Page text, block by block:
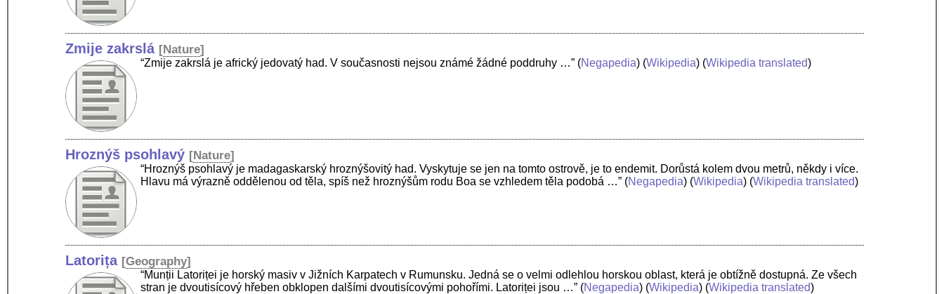
Zmije zakrslá [Nature]
“Zmije zakrslá je africký jedovatý had. V současnosti nejsou známé žádné poddruhy …” (Negapedia) (Wikipedia) (Wikipedia translated)
Hroznýš psohlavý [Nature]
“Hroznýš psohlavý je madagaskarský hroznýšovitý had. Vyskytuje se jen na tomto ostrově, je to endemit. Dorůstá kolem dvou metrů, někdy i více.
Hlavu má výrazně oddělenou od těla, spíš než hroznýšům rodu Boa se vzhledem těla podobá …” (Negapedia) (Wikipedia) (Wikipedia translated)
Latorița [Geography]
“Munții Latoriței je horský masiv v Jižních Karpatech v Rumunsku. Jedná se o velmi odlehlou horskou oblast, která je obtížně dostupná. Ze všech
stran je dvoutisícový hřeben obklopen dalšími dvoutisícovými pohořími. Latoriței jsou …” (Negapedia) (Wikipedia) (Wikipedia translated)